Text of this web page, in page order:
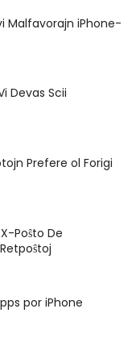
Malfavorajn iPhone-
Devas Scii
Prefere ol Forigi
Poŝto De
por iPhone